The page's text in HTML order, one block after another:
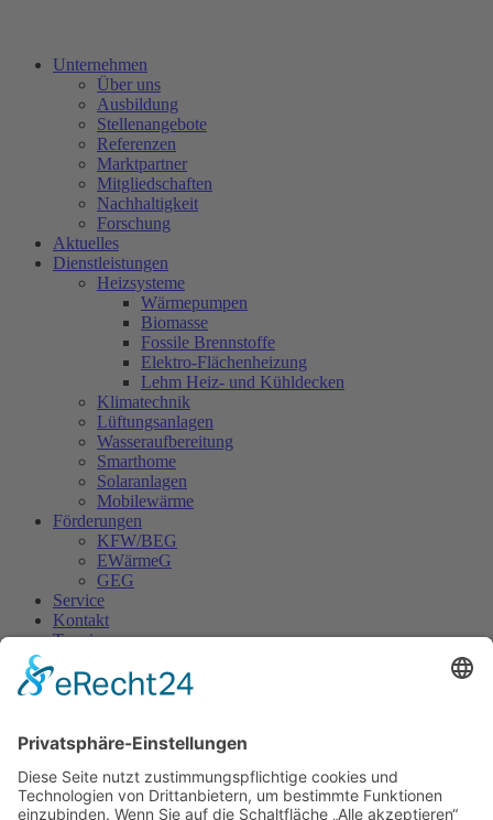
Unternehmen
Über uns
Ausbildung
Stellenangebote
Referenzen
Marktpartner
Mitgliedschaften
Nachhaltigkeit
Forschung
Aktuelles
Dienstleistungen
Heizsysteme
Wärmepumpen
Biomasse
Fossile Brennstoffe
Elektro-Flächenheizung
Lehm Heiz- und Kühldecken
Klimatechnik
Lüftungsanlagen
Wasseraufbereitung
Smarthome
Solaranlagen
Mobilewärme
Förderungen
KFW/BEG
EWärmeG
GEG
Service
Kontakt
Termine
Ihre Nachricht an
Ihre Nachricht an
Selg Haustechnik GmbH